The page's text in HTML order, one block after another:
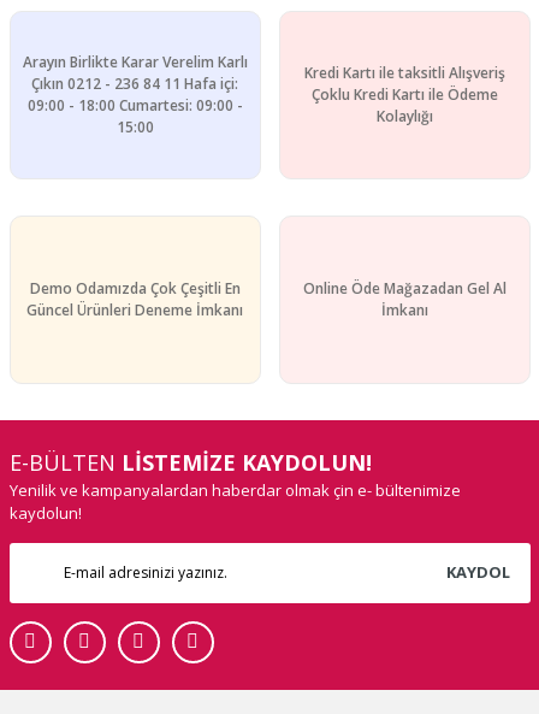
Arayın Birlikte Karar Verelim Karlı
Çıkın 0212 - 236 84 11 Hafa içi:
09:00 - 18:00 Cumartesi: 09:00 -
15:00
Kredi Kartı ile taksitli Alışveriş
Çoklu Kredi Kartı ile Ödeme
Kolaylığı
Demo Odamızda Çok Çeşitli En
Güncel Ürünleri Deneme İmkanı
Online Öde Mağazadan Gel Al
İmkanı
E-BÜLTEN LİSTEMİZE KAYDOLUN!
Yenilik ve kampanyalardan haberdar olmak çin e- bültenimize
kaydolun!
KAYDOL